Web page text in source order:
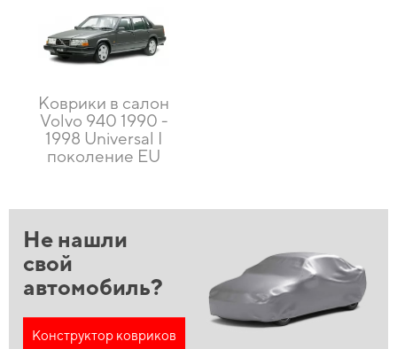
Коврики в салон
Volvo 940 1990 -
1998 Universal I
поколение EU
Не нашли
свой
автомобиль?
Конструктор ковриков